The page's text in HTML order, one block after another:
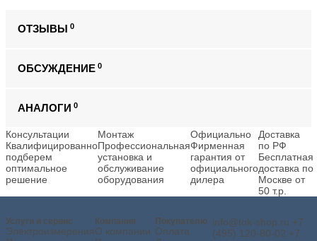
ОТЗЫВЫ 0
ОБСУЖДЕНИЕ 0
АНАЛОГИ 0
Консультации
Квалифицированно
подберем
оптимальное
решение
Монтаж
Профессиональная
установка и
обслуживание
оборудования
Официально
Фирменная
гарантия от
официального
дилера
Доставка
по РФ
Бесплатная
доставка по
Москве от
50 т.р.
Услуги и сервис
Электроизмерения
Компания
О компании
Покупателю
Оплата
info@tok-shop.ru +7
(495) 120-80-02 +7